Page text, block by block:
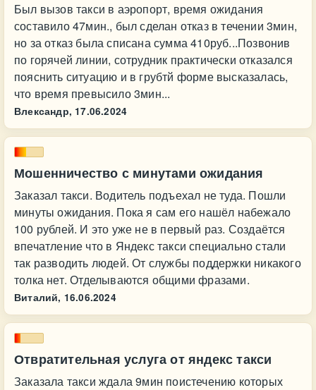
Был вызов такси в аэропорт, время ожидания
составило 47мин., был сделан отказ в течении 3мин,
но за отказ была списана сумма 410руб...Позвонив
по горячей линии, сотрудник практически отказался
пояснить ситуацию и в грубтй форме высказалась,
что время превысило 3мин...
Влександр, 17.06.2024
Мошенничество с минутами ожидания
Заказал такси. Водитель подъехал не туда. Пошли
минуты ожидания. Пока я сам его нашёл набежало
100 рублей. И это уже не в первый раз. Создаётся
впечатление что в Яндекс такси специально стали
так разводить людей. От службы поддержки никакого
толка нет. Отделываются общими фразами.
Виталий, 16.06.2024
Отвратительная услуга от яндекс такси
Заказала такси ждала 9мин поистечению которых